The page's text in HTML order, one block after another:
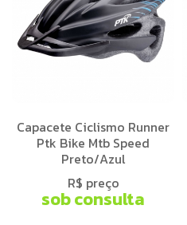
Capacete Ciclismo Runner
Ptk Bike Mtb Speed
Preto/Azul
R$ preço
sob consulta